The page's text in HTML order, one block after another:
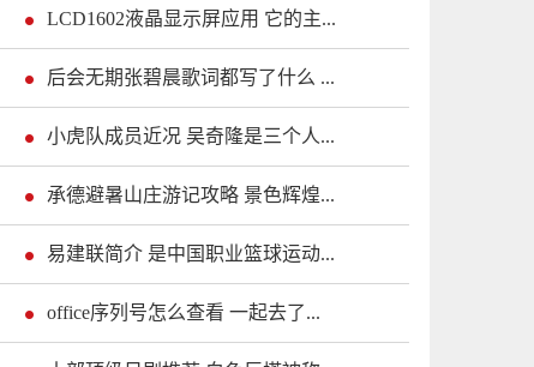
LCD1602液晶显示屏应用 它的主...
后会无期张碧晨歌词都写了什么 ...
小虎队成员近况 吴奇隆是三个人...
承德避暑山庄游记攻略 景色辉煌...
易建联简介 是中国职业篮球运动...
office序列号怎么查看 一起去了...